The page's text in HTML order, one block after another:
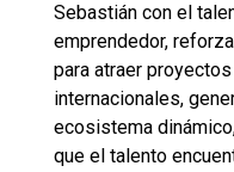
Sebastián con el
emprendedor,
para atraer
internacionales,
ecosistema
que el talento